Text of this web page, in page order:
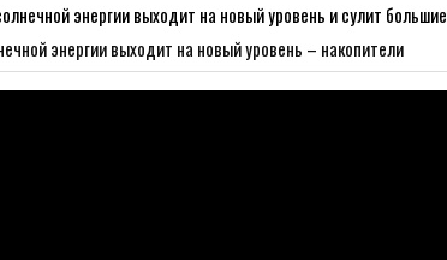
энергии выходит на новый уровень и сулит большие
энергии выходит на новый уровень – накопители